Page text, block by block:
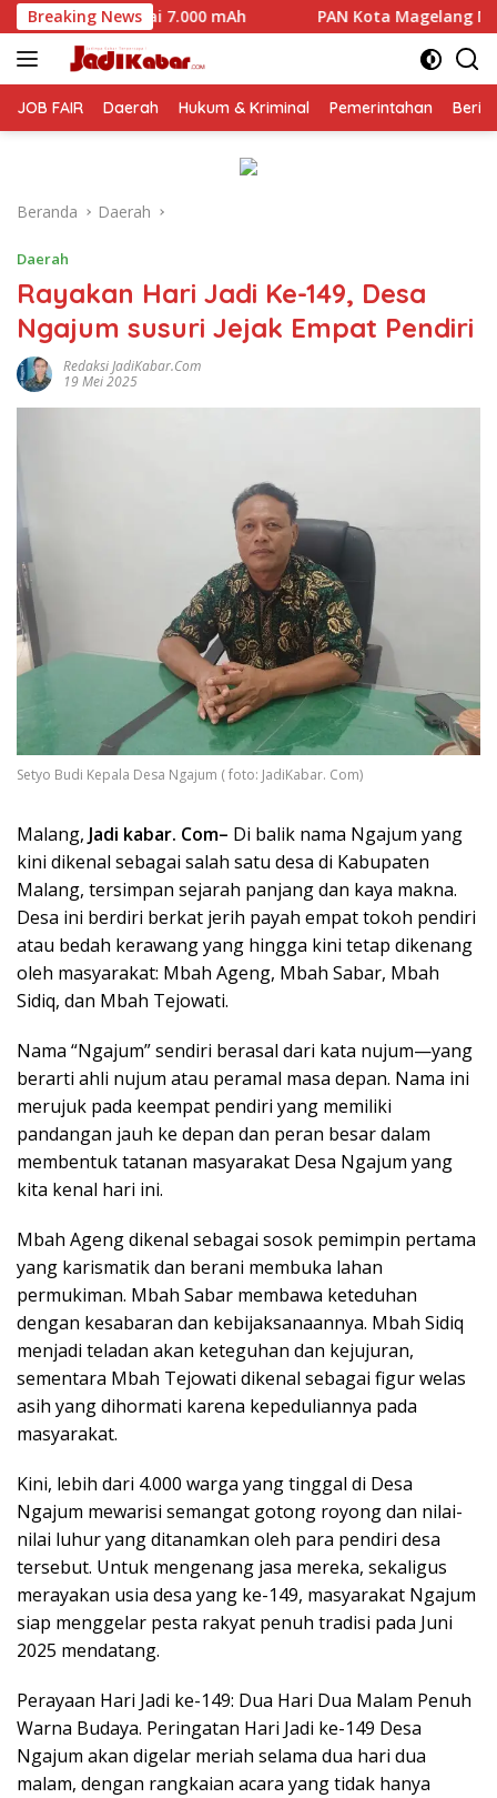
Langsung
ke
konten
Breaking News
mAh PAN Kota Magelang Mulai Panaskan Mesin
JOB FAIR Daerah Hukum & Kriminal Pemerintahan
Beranda Daerah
Daerah
Rayakan Hari Jadi Ke-149, Desa
Ngajum susuri Jejak Empat Pendiri
Redaksi JadiKabar.com
19 Mei 2025
Setyo Budi Kepala Desa Ngajum ( foto: JadiKabar. Com)
Malang, Jadi kabar. Com– Di balik nama Ngajum yang
kini dikenal sebagai salah satu desa di Kabupaten
Malang, tersimpan sejarah panjang dan kaya makna.
Desa ini berdiri berkat jerih payah empat tokoh pendiri
atau bedah kerawang yang hingga kini tetap dikenang
oleh masyarakat: Mbah Ageng, Mbah Sabar, Mbah
Sidiq, dan Mbah Tejowati.
Nama “Ngajum” sendiri berasal dari kata nujum—yang
berarti ahli nujum atau peramal masa depan. Nama ini
merujuk pada keempat pendiri yang memiliki
pandangan jauh ke depan dan peran besar dalam
membentuk tatanan masyarakat Desa Ngajum yang
kita kenal hari ini.
Mbah Ageng dikenal sebagai sosok pemimpin pertama
yang karismatik dan berani membuka lahan
permukiman. Mbah Sabar membawa keteduhan
dengan kesabaran dan kebijaksanaannya. Mbah Sidiq
menjadi teladan akan keteguhan dan kejujuran,
sementara Mbah Tejowati dikenal sebagai figur welas
asih yang dihormati karena kepeduliannya pada
masyarakat.
Kini, lebih dari 4.000 warga yang tinggal di Desa
Ngajum mewarisi semangat gotong royong dan nilai-
nilai luhur yang ditanamkan oleh para pendiri desa
tersebut. Untuk mengenang jasa mereka, sekaligus
merayakan usia desa yang ke-149, masyarakat Ngajum
siap menggelar pesta rakyat penuh tradisi pada Juni
2025 mendatang.
Perayaan Hari Jadi ke-149: Dua Hari Dua Malam Penuh
Warna Budaya. Peringatan Hari Jadi ke-149 Desa
Ngajum akan digelar meriah selama dua hari dua
malam, dengan rangkaian acara yang tidak hanya